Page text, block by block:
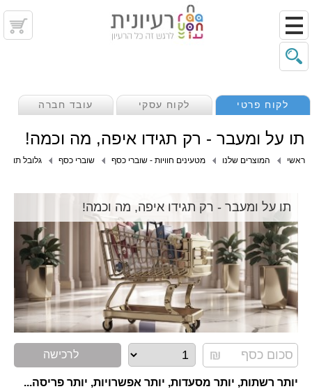
לקוח פרטי לקוח עסקי עובד חברה
תו על ומעבר - רק תגידו איפה, מה וכמה!
ראשי המוצרים שלנו מטעינים חוויות - שוברי כסף שוברי כסף גלובל תו
תו על ומעבר - רק תגידו איפה, מה וכמה!
לרכישה
יותר רשתות, יותר מסעדות, יותר אפשרויות, יותר פריסה...